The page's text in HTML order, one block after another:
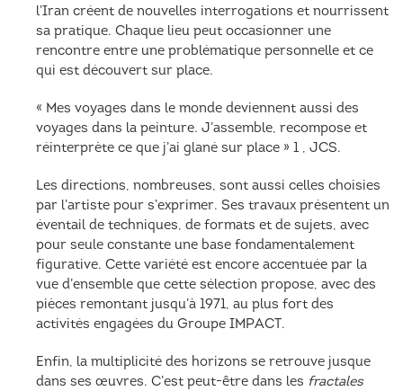
l’Iran créent de nouvelles interrogations et nourrissent
sa pratique. Chaque lieu peut occasionner une
rencontre entre une problématique personnelle et ce
qui est découvert sur place.
« Mes voyages dans le monde deviennent aussi des
voyages dans la peinture. J’assemble, recompose et
réinterprète ce que j’ai glané sur place » 1 , JCS.
Les directions, nombreuses, sont aussi celles choisies
par l’artiste pour s’exprimer. Ses travaux présentent un
éventail de techniques, de formats et de sujets, avec
pour seule constante une base fondamentalement
figurative. Cette variété est encore accentuée par la
vue d’ensemble que cette sélection propose, avec des
pièces remontant jusqu’à 1971, au plus fort des
activités engagées du Groupe IMPACT.
Enfin, la multiplicité des horizons se retrouve jusque
dans ses œuvres. C’est peut-être dans les fractales